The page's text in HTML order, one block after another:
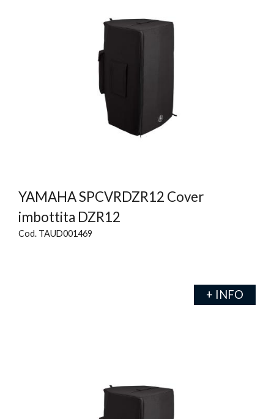
YAMAHA SPCVRDZR12 Cover
imbottita DZR12
Cod. TAUD001469
+ INFO